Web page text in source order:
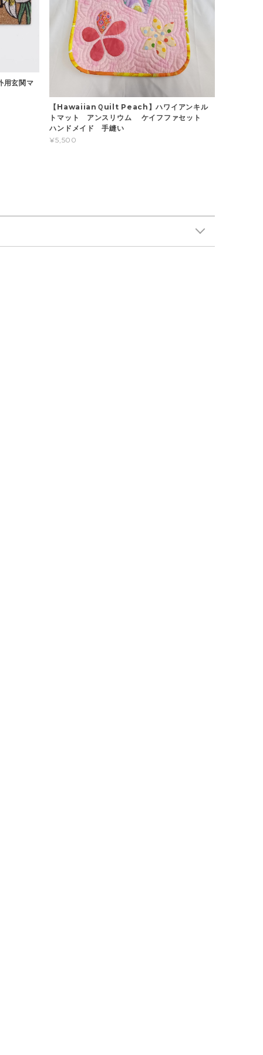
玄関マ
【HawaiianＱuilt Peach】ハワイアンキル
トマット アンスリウム ケイフファセット
ハンドメイド 手縫い
¥5,500